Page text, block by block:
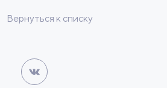
Вернуться к списку